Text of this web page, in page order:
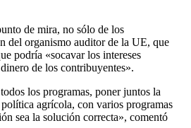
de mira, no sólo de los
del organismo auditor de la UE, que
podría «socavar los intereses
de los contribuyentes».
los programas, poner juntos la
agrícola, con varios programas
sea la solución correcta», comentó